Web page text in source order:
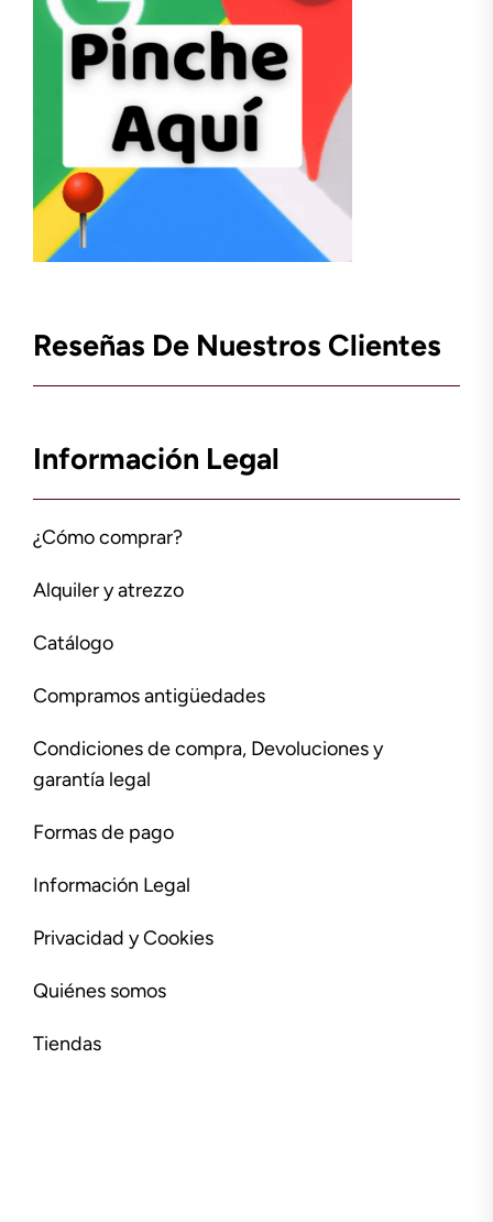
Reseñas De Nuestros Clientes
Información Legal
¿Cómo comprar?
Alquiler y atrezzo
Catálogo
Compramos antigüedades
Condiciones de compra, Devoluciones y
garantía legal
Formas de pago
Información Legal
Privacidad y Cookies
Quiénes somos
Tiendas